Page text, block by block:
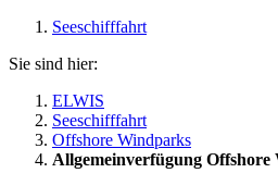
Seeschifffahrt
Sie sind hier:
ELWIS
Seeschifffahrt
Offshore Windparks
Allgemeinverfügung